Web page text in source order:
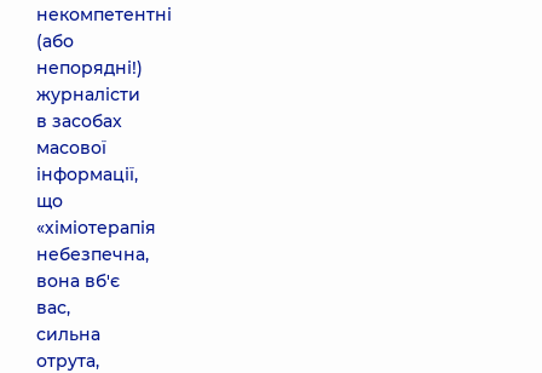
некомпетентні
(або
непорядні!)
журналісти
в засобах
масової
інформації,
що
«хіміотерапія
небезпечна,
вона вб'є
вас,
сильна
отрута,